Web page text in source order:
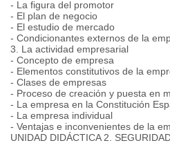
- La figura del promotor
- El plan de negocio
- El estudio de mercado
- Condicionantes externos de la
3. La actividad empresarial
- Concepto de empresa
- Elementos constitutivos de la
- Clases de empresas
- Proceso de creación y puesta en
- La empresa en la Constitución
- La empresa individual
- Ventajas e inconvenientes de la
UNIDAD DIDÁCTICA 2.